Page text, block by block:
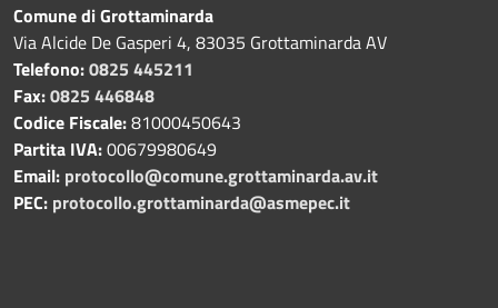
Comune di Grottaminarda
Via Alcide De Gasperi 4, 83035 Grottaminarda AV
Telefono:0825 445211
Fax:0825 446848
Codice Fiscale:81000450643
Partita IVA:00679980649
Email: protocollo@comune.grottaminarda.av.it
PEC: protocollo.grottaminarda@asmepec.it